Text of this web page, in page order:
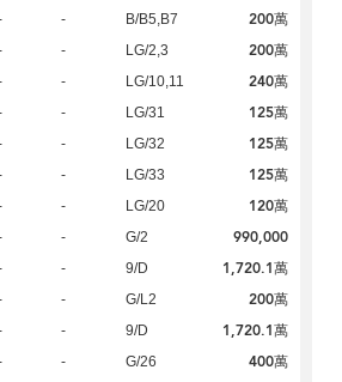
- B/B5,B7 200萬
- LG/2,3 200萬
- LG/10,11 240萬
- LG/31 125萬
- LG/32 125萬
- LG/33 125萬
- LG/20 120萬
- G/2 990,000
- 9/D 1,720.1萬
- G/L2 200萬
- 9/D 1,720.1萬
- G/26 400萬